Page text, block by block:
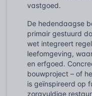
vastgoed.
De hedendaagse
primair gestuurd
wet integreert
leefomgeving,
en erfgoed.
bouwproject – of
is geïnspireerd op
zorgvuldige